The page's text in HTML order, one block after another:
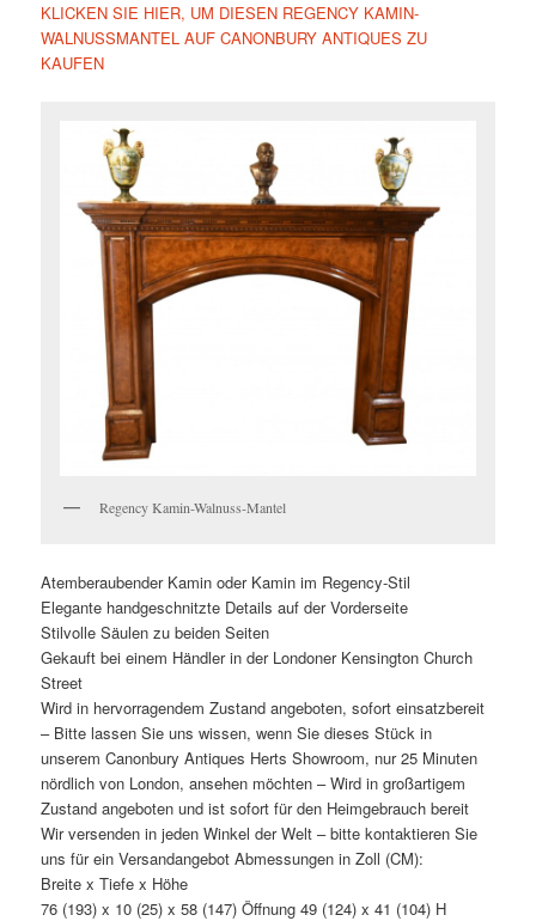
KLICKEN SIE HIER, UM DIESEN REGENCY KAMIN-
WALNUSSMANTEL AUF CANONBURY ANTIQUES ZU
KAUFEN
Regency Kamin-Walnuss-Mantel
Atemberaubender Kamin oder Kamin im Regency-Stil
Elegante handgeschnitzte Details auf der Vorderseite
Stilvolle Säulen zu beiden Seiten
Gekauft bei einem Händler in der Londoner Kensington Church
Street
Wird in hervorragendem Zustand angeboten, sofort einsatzbereit
– Bitte lassen Sie uns wissen, wenn Sie dieses Stück in
unserem Canonbury Antiques Herts Showroom, nur 25 Minuten
nördlich von London, ansehen möchten – Wird in großartigem
Zustand angeboten und ist sofort für den Heimgebrauch bereit
Wir versenden in jeden Winkel der Welt – bitte kontaktieren Sie
uns für ein Versandangebot Abmessungen in Zoll (CM):
Breite x Tiefe x Höhe
76 (193) x 10 (25) x 58 (147) Öffnung 49 (124) x 41 (104) H